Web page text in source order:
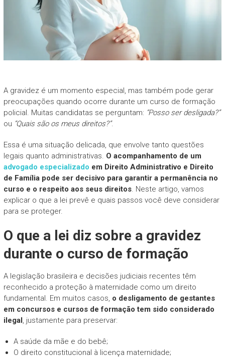
A gravidez é um momento especial, mas também pode gerar
preocupações quando ocorre durante um curso de formação
policial. Muitas candidatas se perguntam: “Posso ser desligada?”
ou “Quais são os meus direitos?”.
Essa é uma situação delicada, que envolve tanto questões
legais quanto administrativas. O acompanhamento de um
advogado especializado em Direito Administrativo e Direito
de Família pode ser decisivo para garantir a permanência no
curso e o respeito aos seus direitos. Neste artigo, vamos
explicar o que a lei prevê e quais passos você deve considerar
para se proteger.
O que a lei diz sobre a gravidez
durante o curso de formação
A legislação brasileira e decisões judiciais recentes têm
reconhecido a proteção à maternidade como um direito
fundamental. Em muitos casos, o desligamento de gestantes
em concursos e cursos de formação tem sido considerado
ilegal, justamente para preservar:
A saúde da mãe e do bebê;
O direito constitucional à licença maternidade;